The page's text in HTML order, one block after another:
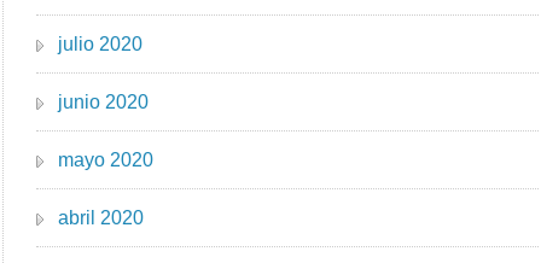
julio 2020
junio 2020
mayo 2020
abril 2020